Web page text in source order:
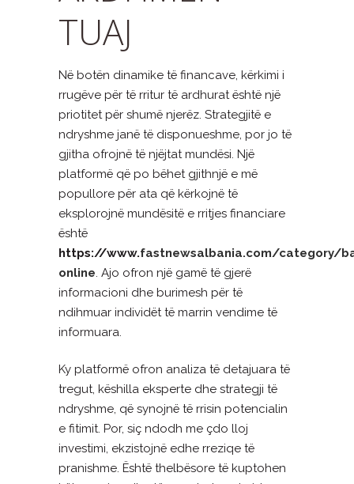
TUAJ
Në botën dinamike të financave, kërkimi i
rrugëve për të rritur të ardhurat është një
priotitet për shumë njerëz. Strategjitë e
ndryshme janë të disponueshme, por jo të
gjitha ofrojnë të njëjtat mundësi. Një
platformë që po bëhet gjithnjë e më
popullore për ata që kërkojnë të
eksplorojnë mundësitë e rritjes financiare
është
https://www.fastnewsalbania.com/category/
online. Ajo ofron një gamë të gjerë
informacioni dhe burimesh për të
ndihmuar individët të marrin vendime të
informuara.
Ky platformë ofron analiza të detajuara të
tregut, këshilla eksperte dhe strategji të
ndryshme, që synojnë të rrisin potencialin
e fitimit. Por, siç ndodh me çdo lloj
investimi, ekzistojnë edhe rreziqe të
pranishme. Është thelbësore të kuptohen